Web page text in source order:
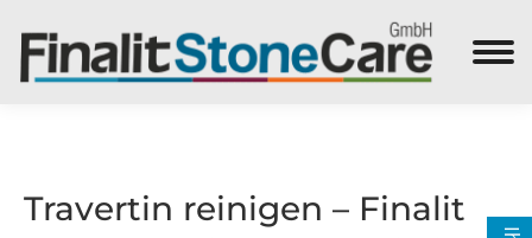
Search:
Travertin reinigen – Finalit